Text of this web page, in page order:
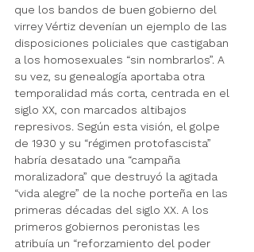
que los bandos de buen gobierno del
virrey Vértiz devenían un ejemplo de las
disposiciones policiales que castigaban
a los homosexuales “sin nombrarlos”. A
su vez, su genealogía aportaba otra
temporalidad más corta, centrada en el
siglo XX, con marcados altibajos
represivos. Según esta visión, el golpe
de 1930 y su “régimen protofascista”
habría desatado una “campaña
moralizadora” que destruyó la agitada
“vida alegre” de la noche porteña en las
primeras décadas del siglo XX. A los
primeros gobiernos peronistas les
atribuía un “reforzamiento del poder